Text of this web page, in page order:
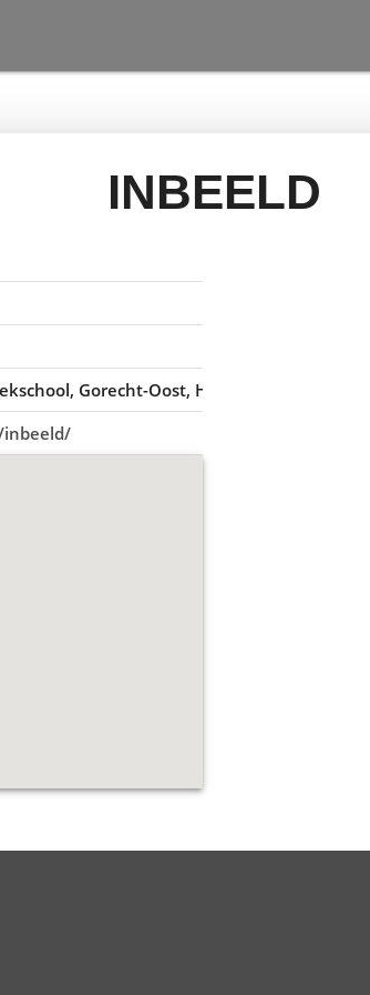
INBEELD
Gorecht-Oost, Hoogezand, Nederland
inbeeld/